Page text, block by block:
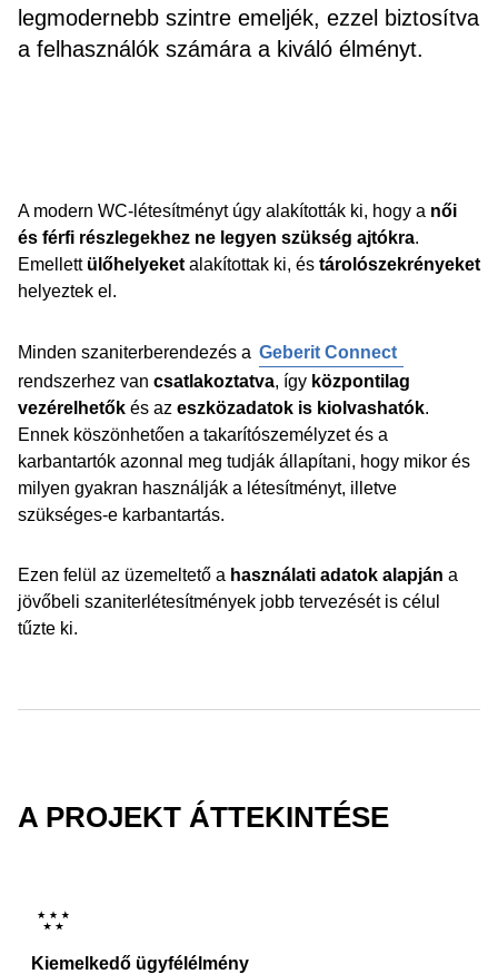
legmodernebb szintre emeljék, ezzel biztosítva
a felhasználók számára a kiváló élményt.
A modern WC-létesítményt úgy alakították ki, hogy a női
és férfi részlegekhez ne legyen szükség ajtókra.
Emellett ülőhelyeket alakítottak ki, és tárolószekrényeket
helyeztek el.
Minden szaniterberendezés a Geberit Connect
rendszerhez van csatlakoztatva, így központilag
vezérelhetők és az eszközadatok is kiolvashatók.
Ennek köszönhetően a takarítószemélyzet és a
karbantartók azonnal meg tudják állapítani, hogy mikor és
milyen gyakran használják a létesítményt, illetve
szükséges-e karbantartás.
Ezen felül az üzemeltető a használati adatok alapján a
jövőbeli szaniterlétesítmények jobb tervezését is célul
tűzte ki.
A PROJEKT ÁTTEKINTÉSE
Kiemelkedő ügyfélélmény